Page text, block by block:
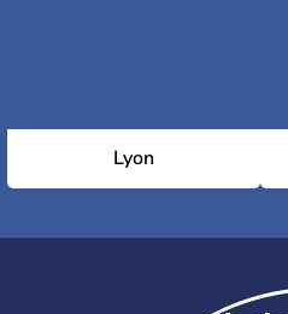
Lyon